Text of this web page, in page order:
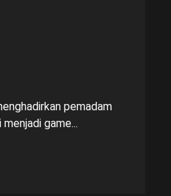
pemadam
game...